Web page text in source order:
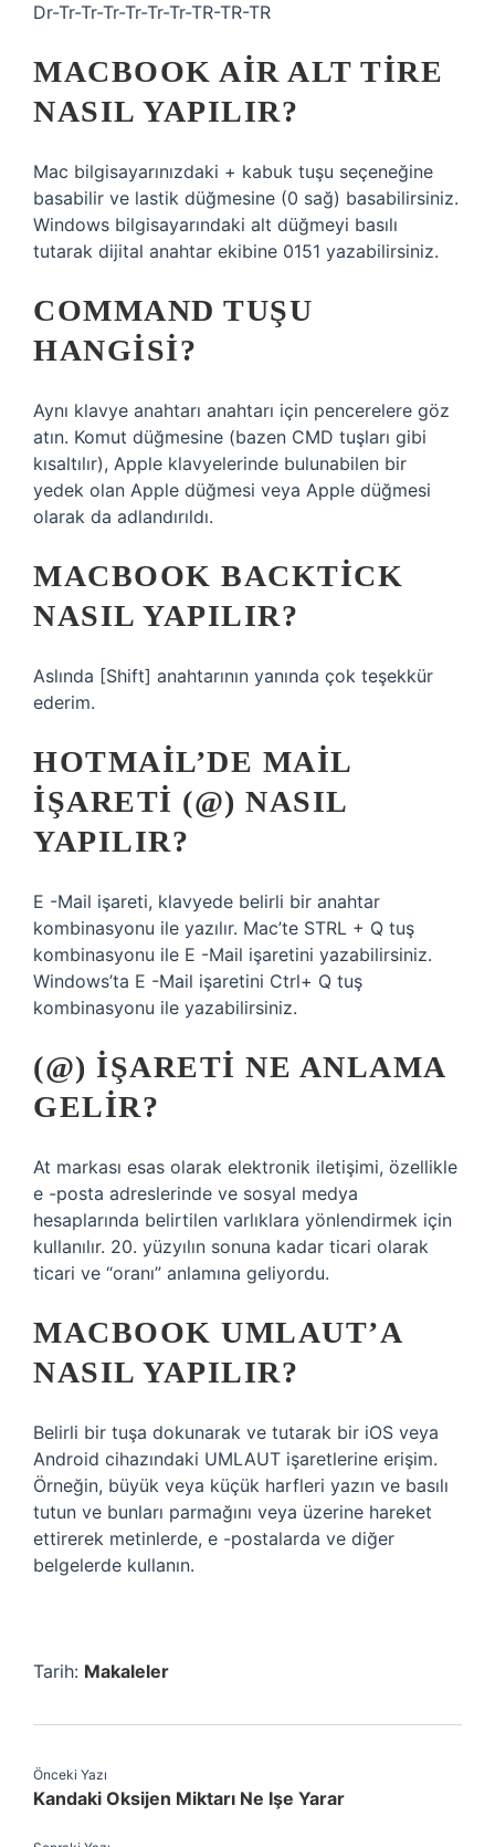
Dr-Tr-Tr-Tr-Tr-Tr-Tr-TR-TR-TR
MACBOOK AIR ALT TIRE
NASIL YAPILIR?
Mac bilgisayarınızdaki + kabuk tuşu seçeneğine
basabilir ve lastik düğmesine (0 sağ) basabilirsiniz.
Windows bilgisayarındaki alt düğmeyi basılı
tutarak dijital anahtar ekibine 0151 yazabilirsiniz.
COMMAND TUŞU
HANGISI?
Aynı klavye anahtarı anahtarı için pencerelere göz
atın. Komut düğmesine (bazen CMD tuşları gibi
kısaltılır), Apple klavyelerinde bulunabilen bir
yedek olan Apple düğmesi veya Apple düğmesi
olarak da adlandırıldı.
MACBOOK BACKTICK
NASIL YAPILIR?
Aslında [Shift] anahtarının yanında çok teşekkür
ederim.
HOTMAIL’DE MAIL
IŞARETI (@) NASIL
YAPILIR?
E -Mail işareti, klavyede belirli bir anahtar
kombinasyonu ile yazılır. Mac’te STRL + Q tuş
kombinasyonu ile E -Mail işaretini yazabilirsiniz.
Windows’ta E -Mail işaretini Ctrl+ Q tuş
kombinasyonu ile yazabilirsiniz.
(@) IŞARETI NE ANLAMA
GELIR?
At markası esas olarak elektronik iletişimi, özellikle
e -posta adreslerinde ve sosyal medya
hesaplarında belirtilen varlıklara yönlendirmek için
kullanılır. 20. yüzyılın sonuna kadar ticari olarak
ticari ve “oranı” anlamına geliyordu.
MACBOOK UMLAUT’A
NASIL YAPILIR?
Belirli bir tuşa dokunarak ve tutarak bir iOS veya
Android cihazındaki UMLAUT işaretlerine erişim.
Örneğin, büyük veya küçük harfleri yazın ve basılı
tutun ve bunları parmağını veya üzerine hareket
ettirerek metinlerde, e -postalarda ve diğer
belgelerde kullanın.
Tarih: Makaleler
Önceki Yazı
Kandaki Oksijen Miktarı Ne Işe Yarar